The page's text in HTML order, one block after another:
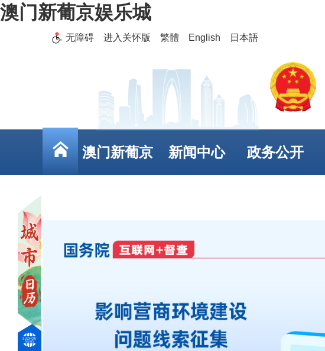
澳门新葡京娱乐城
无障碍 进入关怀版 繁體 English 日本語
澳门新葡京 新闻中心 政务公开